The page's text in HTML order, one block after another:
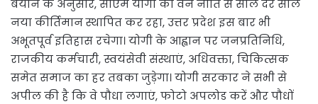
बयान के अनुसार, सीएम योगी की वन नीति से साल दर साल
नया कीर्तिमान स्थापित कर रहा, उत्तर प्रदेश इस बार भी
अभूतपूर्व इतिहास रचेगा। योगी के आह्वान पर जनप्रतिनिधि,
राजकीय कर्मचारी, स्वयंसेवी संस्थाएं, अधिवक्ता, चिकित्सक
समेत समाज का हर तबका जुड़ेगा। योगी सरकार ने सभी से
अपील की है कि वे पौधा लगाएं, फोटो अपलोड करें और पौधों